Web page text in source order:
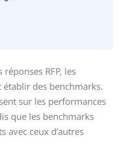
RFP, les
des benchmarks.
sur les performances
que les benchmarks
avec ceux d’autres